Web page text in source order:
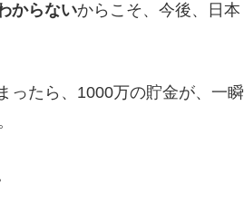
からないからこそ、今後、日本
ったら、1000万の貯金が、一瞬